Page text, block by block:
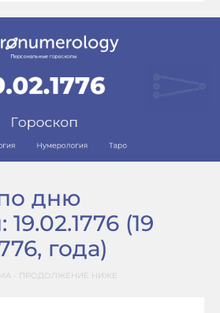
дню
(19
года)
- ПРОДОЛЖЕНИЕ НИЖЕ